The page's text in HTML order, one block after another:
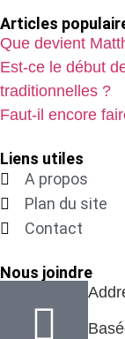
Articles
Que devient
Est-ce le début
traditionnelles ?
Faut-il encore
Liens utiles
A propos
Plan du site
Contact
Nous joindre